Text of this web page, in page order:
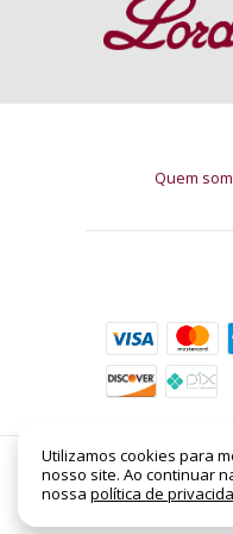
Utilizamos cookies para
nosso site. Ao continuar
nossa política de
Quem
Base em
©2026. LORD